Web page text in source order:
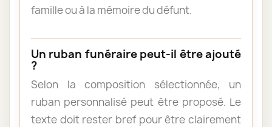
famille ou à la mémoire du défunt.
Un ruban funéraire peut-il être ajouté
?
Selon la composition sélectionnée, un
ruban personnalisé peut être proposé. Le
texte doit rester bref pour être clairement